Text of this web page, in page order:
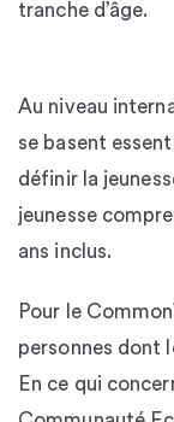
tranche d’âge.
Au niveau
se basent
définir la
jeunesse
ans inclus.
Pour le
personnes dont
En ce qui